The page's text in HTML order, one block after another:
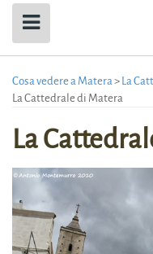
Cosa vedere a Matera> La
La Cattedrale di Matera
La